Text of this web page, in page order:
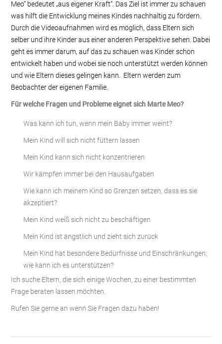
Meo“ bedeutet „aus eigener Kraft“. Das Ziel ist immer zu schauen
was hilft die Entwicklung meines Kindes nachhaltig zu fördern.
Durch die Videoaufnahmen wird es möglich, dass Eltern sich
selber und ihre Kinder aus einer anderen Perspektive sehen. Dabei
geht es immer darum, auf das zu schauen was Kinder schon
entwickelt haben und wobei sie noch unterstützt werden können
und wie Eltern dieses gelingen kann. Eltern werden zum
Beobachter der eigenen Familie.
Für welche Fragen und Probleme eignet sich Marte Meo?
Was kann ich tun, wenn mein Baby immer weint?
Mein Kind will sich nicht füttern lassen
Mein Kind kann sich nicht konzentrieren
Wir kämpfen immer bei den Hausaufgaben
Wie kann ich meinem Kind so Grenzen setzen, dass es sie
akzeptiert?
Mein Kind weiß sich nicht zu beschäftigen
Mein Kind ist ängstlich und zieht sich zurück
Mein Kind hat besondere Bedürfnisse und Einschränkungen;
wie kann ich es unterstützen?
Ich suche Eltern, die sich einige Wochen, zu einer bestimmten
Frage beraten lassen möchten.
Rufen Sie gerne an wenn Sie Fragen dazu haben!